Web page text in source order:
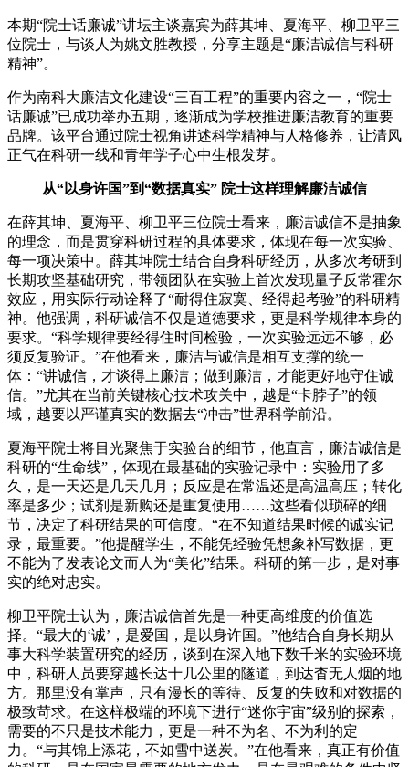
本期“院士话廉诚”讲坛主谈嘉宾为薛其坤、夏海平、柳卫平三
位院士，与谈人为姚文胜教授，分享主题是“廉洁诚信与科研
精神”。
作为南科大廉洁文化建设“三百工程”的重要内容之一，“院士
话廉诚”已成功举办五期，逐渐成为学校推进廉洁教育的重要
品牌。该平台通过院士视角讲述科学精神与人格修养，让清风
正气在科研一线和青年学子心中生根发芽。
从“以身许国”到“数据真实” 院士这样理解廉洁诚信
在薛其坤、夏海平、柳卫平三位院士看来，廉洁诚信不是抽象
的理念，而是贯穿科研过程的具体要求，体现在每一次实验、
每一项决策中。薛其坤院士结合自身科研经历，从多次考研到
长期攻坚基础研究，带领团队在实验上首次发现量子反常霍尔
效应，用实际行动诠释了“耐得住寂寞、经得起考验”的科研精
神。他强调，科研诚信不仅是道德要求，更是科学规律本身的
要求。“科学规律要经得住时间检验，一次实验远远不够，必
须反复验证。”在他看来，廉洁与诚信是相互支撑的统一
体：“讲诚信，才谈得上廉洁；做到廉洁，才能更好地守住诚
信。”尤其在当前关键核心技术攻关中，越是“卡脖子”的领
域，越要以严谨真实的数据去“冲击”世界科学前沿。
夏海平院士将目光聚焦于实验台的细节，他直言，廉洁诚信是
科研的“生命线”，体现在最基础的实验记录中：实验用了多
久，是一天还是几天几月；反应是在常温还是高温高压；转化
率是多少；试剂是新购还是重复使用……这些看似琐碎的细
节，决定了科研结果的可信度。“在不知道结果时候的诚实记
录，最重要。”他提醒学生，不能凭经验凭想象补写数据，更
不能为了发表论文而人为“美化”结果。科研的第一步，是对事
实的绝对忠实。
柳卫平院士认为，廉洁诚信首先是一种更高维度的价值选
择。“最大的‘诚’，是爱国，是以身许国。”他结合自身长期从
事大科学装置研究的经历，谈到在深入地下数千米的实验环境
中，科研人员要穿越长达十几公里的隧道，到达杳无人烟的地
方。那里没有掌声，只有漫长的等待、反复的失败和对数据的
极致苛求。在这样极端的环境下进行“迷你宇宙”级别的探索，
需要的不只是技术能力，更是一种不为名、不为利的定
力。“与其锦上添花，不如雪中送炭。”在他看来，真正有价值